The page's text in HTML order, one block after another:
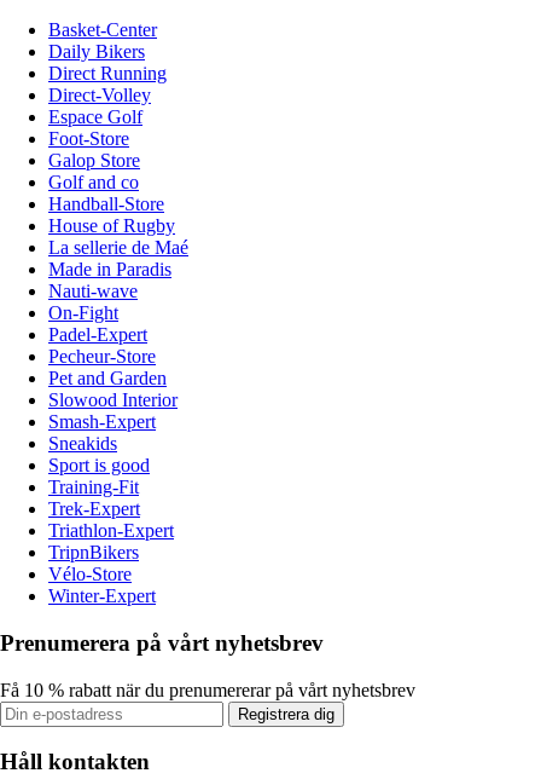
Basket-Center
Daily Bikers
Direct Running
Direct-Volley
Espace Golf
Foot-Store
Galop Store
Golf and co
Handball-Store
House of Rugby
La sellerie de Maé
Made in Paradis
Nauti-wave
On-Fight
Padel-Expert
Pecheur-Store
Pet and Garden
Slowood Interior
Smash-Expert
Sneakids
Sport is good
Training-Fit
Trek-Expert
Triathlon-Expert
TripnBikers
Vélo-Store
Winter-Expert
Prenumerera på vårt nyhetsbrev
Få 10 % rabatt när du prenumererar på vårt nyhetsbrev
Registrera dig
Håll kontakten